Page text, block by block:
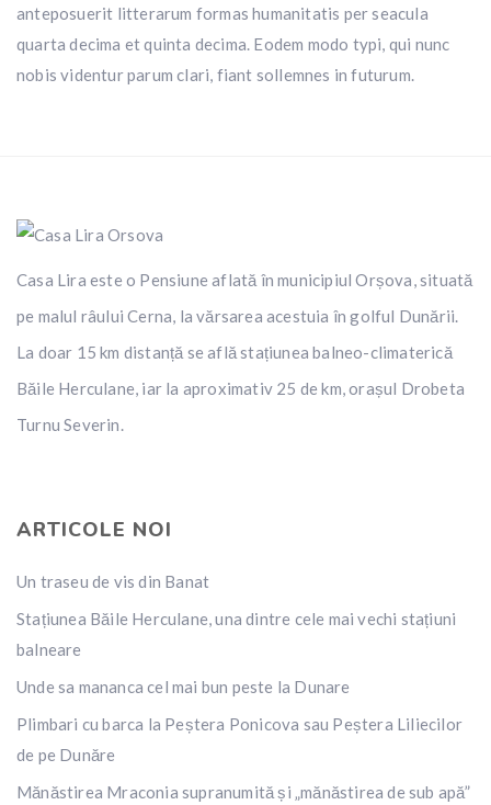
anteposuerit litterarum formas humanitatis per seacula
quarta decima et quinta decima. Eodem modo typi, qui nunc
nobis videntur parum clari, fiant sollemnes in futurum.
Casa Lira este o Pensiune aflată în municipiul Orșova, situată
pe malul râului Cerna, la vărsarea acestuia în golful Dunării.
La doar 15 km distanță se află stațiunea balneo-climaterică
Băile Herculane, iar la aproximativ 25 de km, orașul Drobeta
Turnu Severin.
ARTICOLE NOI
Un traseu de vis din Banat
Stațiunea Băile Herculane, una dintre cele mai vechi stațiuni
balneare
Unde sa mananca cel mai bun peste la Dunare
Plimbari cu barca la Peștera Ponicova sau Peștera Liliecilor
de pe Dunăre
Mănăstirea Mraconia supranumită și „mănăstirea de sub apă”